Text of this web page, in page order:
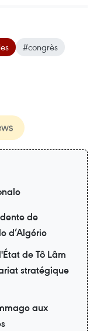
#congrès
de
d’Algérie
de Tô Lâm
stratégique
aux